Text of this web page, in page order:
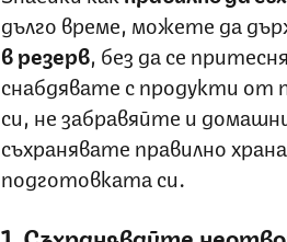
дълго време, можете да
в резерв, без да се
снабдявате с продукти от
си, не забравяйте и
съхранявате правилно
подготовката си.